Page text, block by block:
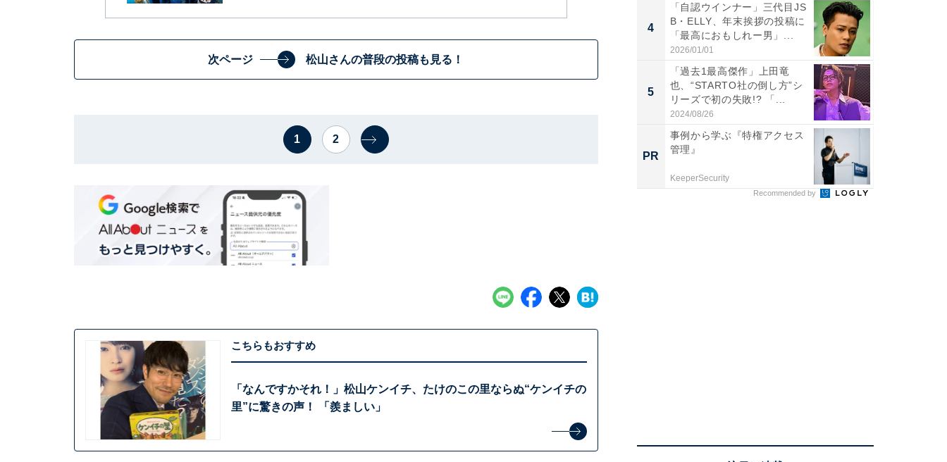
次ページ 松山さんの普段の投稿も見る！
1 2
こちらもおすすめ
「なんですかそれ！」松山ケンイチ、たけのこの里ならぬ“ケンイチの
里”に驚きの声！ 「羨ましい」
4
「自認ウインナー」三代目JS
B・ELLY、年末挨拶の投稿に
「最高におもしれー男」...
2026/01/01
5
「過去1最高傑作」上田竜
也、“STARTO社の倒し方”シ
リーズで初の失敗!? 「...
2024/08/26
PR
事例から学ぶ『特権アクセス
管理』
KeeperSecurity
Recommended by